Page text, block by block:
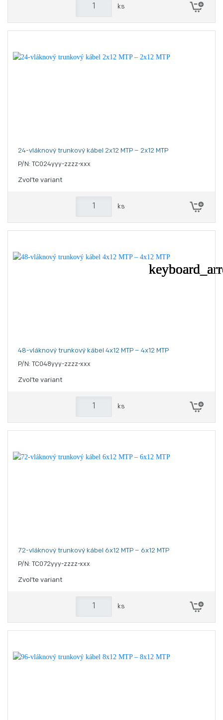
ks
24-vláknový trunkový kábel 2x12 MTP – 2x12 MTP
P/N: TC024yyy-zzzz-xxx
Zvoľte variant
ks
48-vláknový trunkový kábel 4x12 MTP – 4x12 MTP
P/N: TC048yyy-zzzz-xxx
Zvoľte variant
ks
72-vláknový trunkový kábel 6x12 MTP – 6x12 MTP
P/N: TC072yyy-zzzz-xxx
Zvoľte variant
ks